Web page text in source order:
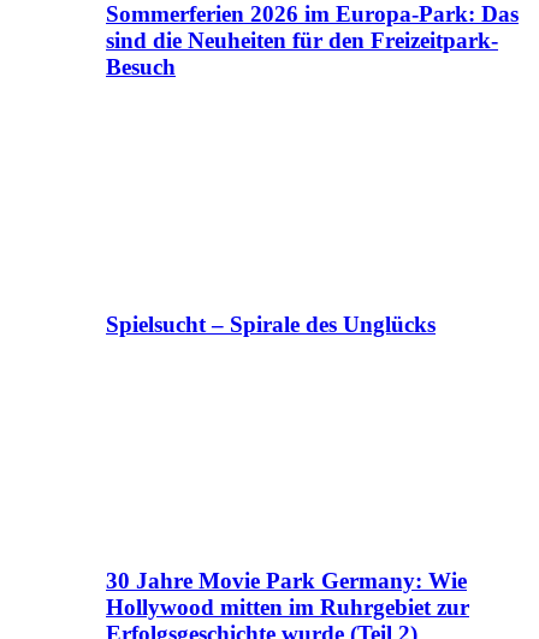
Sommerferien 2026 im Europa-Park: Das
sind die Neuheiten für den Freizeitpark-
Besuch
Spielsucht – Spirale des Unglücks
30 Jahre Movie Park Germany: Wie
Hollywood mitten im Ruhrgebiet zur
Erfolgsgeschichte wurde (Teil 2)